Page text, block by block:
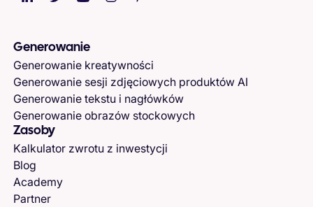
Generowanie
Generowanie kreatywności
Generowanie sesji zdjęciowych produktów AI
Generowanie tekstu i nagłówków
Generowanie obrazów stockowych
Zasoby
Kalkulator zwrotu z inwestycji
Blog
Academy
Partner